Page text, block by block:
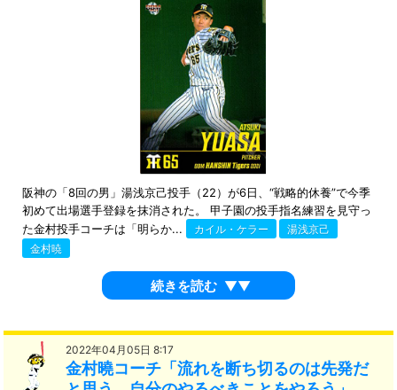
阪神の「8回の男」湯浅京己投手（22）が6日、“戦略的休養”で今季
初めて出場選手登録を抹消された。 甲子園の投手指名練習を見守っ
た金村投手コーチは「明らか...
カイル・ケラー
湯浅京己
金村暁
続きを読む ▼▼
2022年04月05日 8:17
金村曉コーチ「流れを断ち切るのは先発だ